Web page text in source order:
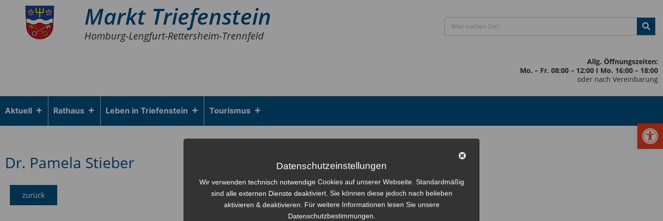
Markt Triefenstein
Homburg-Lengfurt-Rettersheim-Trennfeld
Allg. Öffnungszeiten:
Mo. – Fr. 08:00 – 12:00 I Mo. 16:00 – 18:00
oder nach Vereinbarung
Aktuell Rathaus Leben in Triefenstein Tourismus
Dr. Pamela Stieber
zurück
Datenschutzeinstellungen
Wir verwenden technisch notwendige Cookies auf unserer Webseite. Standardmäßig
sind alle externen Dienste deaktiviert. Sie können diese jedoch nach belieben
aktivieren & deaktivieren. Für weitere Informationen lesen Sie unsere
Datenschutzbestimmungen.